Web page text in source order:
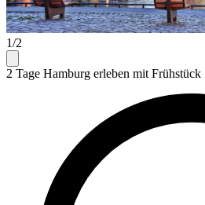
1/2
2 Tage Hamburg erleben mit Frühstück